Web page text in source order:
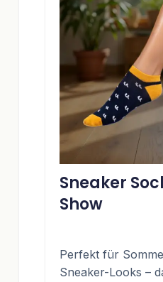
Sneaker
Show
Perfekt für
Sneaker-Looks –